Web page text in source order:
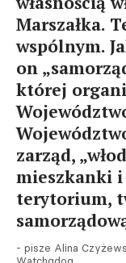
Marszałka.
wspólnym.
on
której
zarząd,
mieszkanki i
terytorium,
- pisze Alina